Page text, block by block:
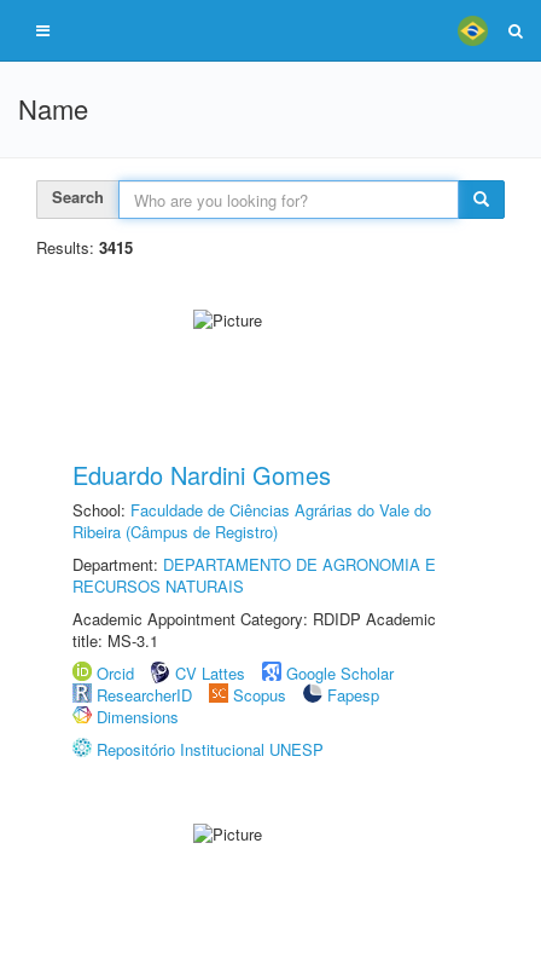
Name
Search
Results: 3415
Eduardo Nardini Gomes
School: Faculdade de Ciências Agrárias do Vale do
Ribeira (Câmpus de Registro)
Department: DEPARTAMENTO DE AGRONOMIA E
RECURSOS NATURAIS
Academic Appointment Category: RDIDP Academic
title: MS-3.1
Orcid
CV Lattes
Google Scholar
ResearcherID
Scopus
Fapesp
Dimensions
Repositório Institucional UNESP